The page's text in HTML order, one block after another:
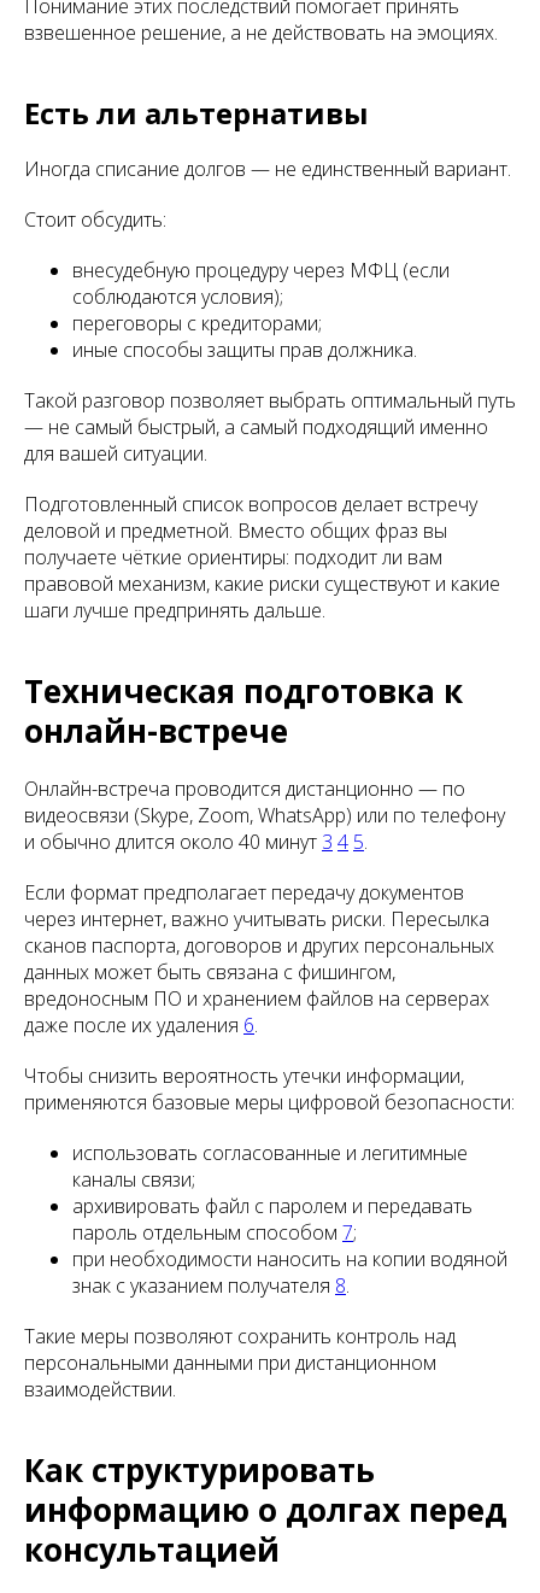
Понимание этих последствий помогает принять
взвешенное решение, а не действовать на эмоциях.
Есть ли альтернативы
Иногда списание долгов — не единственный вариант.
Стоит обсудить:
внесудебную процедуру через МФЦ (если
соблюдаются условия);
переговоры с кредиторами;
иные способы защиты прав должника.
Такой разговор позволяет выбрать оптимальный путь
— не самый быстрый, а самый подходящий именно
для вашей ситуации.
Подготовленный список вопросов делает встречу
деловой и предметной. Вместо общих фраз вы
получаете чёткие ориентиры: подходит ли вам
правовой механизм, какие риски существуют и какие
шаги лучше предпринять дальше.
Техническая подготовка к
онлайн-встрече
Онлайн-встреча проводится дистанционно — по
видеосвязи (Skype, Zoom, WhatsApp) или по телефону
и обычно длится около 40 минут 3 4 5.
Если формат предполагает передачу документов
через интернет, важно учитывать риски. Пересылка
сканов паспорта, договоров и других персональных
данных может быть связана с фишингом,
вредоносным ПО и хранением файлов на серверах
даже после их удаления 6.
Чтобы снизить вероятность утечки информации,
применяются базовые меры цифровой безопасности:
использовать согласованные и легитимные
каналы связи;
архивировать файл с паролем и передавать
пароль отдельным способом 7;
при необходимости наносить на копии водяной
знак с указанием получателя 8.
Такие меры позволяют сохранить контроль над
персональными данными при дистанционном
взаимодействии.
Как структурировать
информацию о долгах перед
консультацией